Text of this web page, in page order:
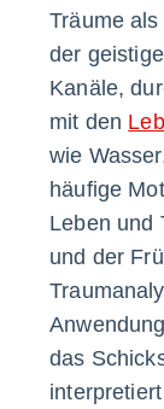
Träume
der
Kanäle,
mit den
wie
häufige
Leben und
und der
das